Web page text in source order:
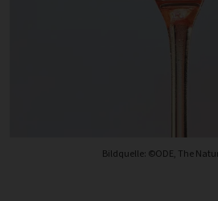
Bildquelle: ©ODE, The